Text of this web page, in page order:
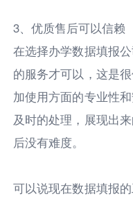
3、优质售后可以信赖
在选择办学数据填报
的服务才可以，这是
加使用方面的专业性
及时的处理，展现出
后没有难度。
可以说现在数据填报